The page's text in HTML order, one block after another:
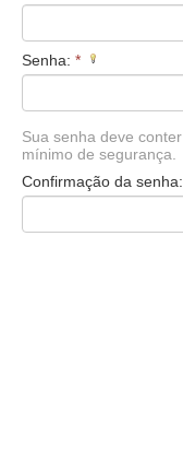
Senha: *
Sua senha deve conter
mínimo de segurança.
Confirmação da senha: